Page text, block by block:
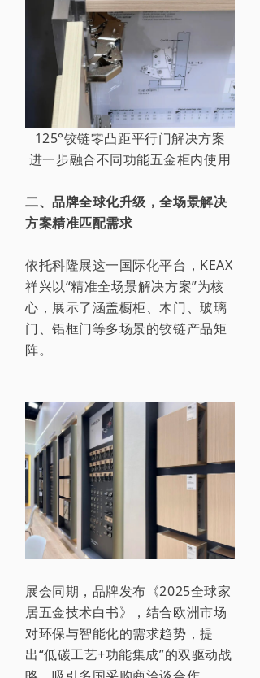
125°铰链零凸距平行门解决方案
进一步融合不同功能五金柜内使用
二、品牌全球化升级，全场景解决
方案精准匹配需求
依托科隆展这一国际化平台，KEAX
祥兴以“精准全场景解决方案”为核
心，展示了涵盖橱柜、木门、玻璃
门、铝框门等多场景的铰链产品矩
阵。
展会同期，品牌发布《2025全球家
居五金技术白书》，结合欧洲市场
对环保与智能化的需求趋势，提
出“低碳工艺+功能集成”的双驱动战